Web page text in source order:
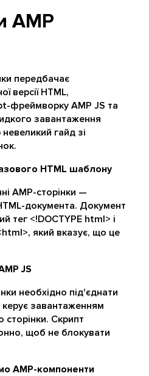
AMP
передбачає
версії HTML,
фреймворку AMP JS та
завантаження
гайд зі
HTML шаблону
AMP-сторінки —
документа. Документ
тег <!DOCTYPE html> і
який вказує, що це
JS
необхідно під'єднати
керує завантаженням
сторінки. Скрипт
щоб не блокувати
AMP-компоненти